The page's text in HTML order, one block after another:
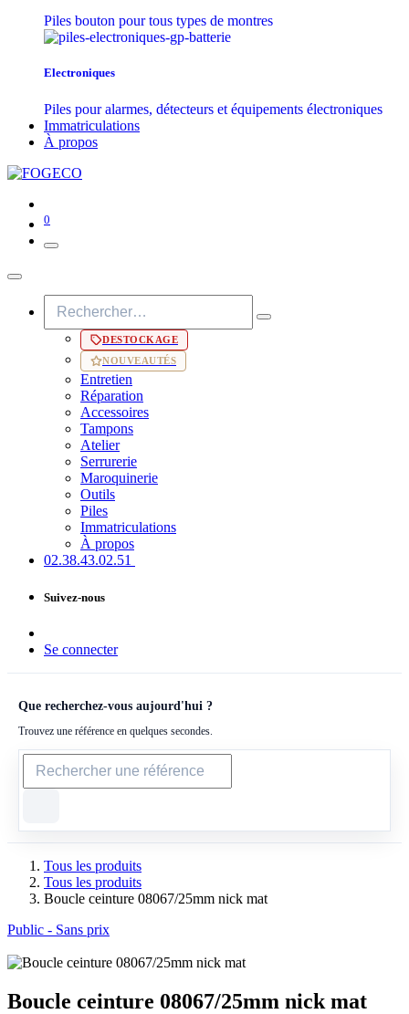
Piles bouton pour tous types de montres
Electroniques
Piles pour alarmes, détecteurs et équipements électroniques
Immatriculations
À propos
0
DESTOCKAGE
NOUVEAUTÉS
Entretien
Réparation
Accessoires
Tampons
Atelier
Serrurerie
Maroquinerie
Outils
Piles
Immatriculations
À propos
02.38.43​.02.51
Suivez-nous
Se connecter
Que recherchez-vous aujourd'hui ?
Trouvez une référence en quelques secondes.
Tous les produits
Tous les produits
Boucle ceinture 08067/25mm nick mat
Public - Sans prix
Boucle ceinture 08067/25mm nick mat